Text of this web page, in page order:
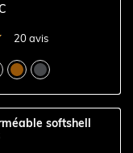
20 avis
softshell